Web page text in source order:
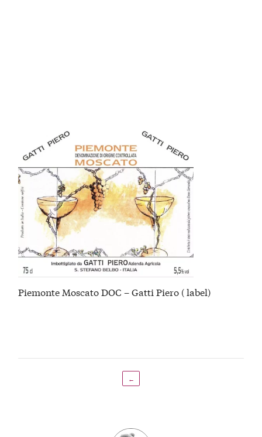
Piemonte Moscato DOC – Gatti Piero ( label)
←